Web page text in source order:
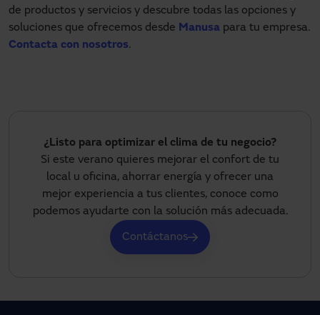
de productos y servicios y descubre todas las opciones y
soluciones que ofrecemos desde Manusa para tu empresa.
Contacta con nosotros.
¿Listo para optimizar el clima de tu negocio?
Si este verano quieres mejorar el confort de tu
local u oficina, ahorrar energía y ofrecer una
mejor experiencia a tus clientes, conoce como
podemos ayudarte con la solución más adecuada.
Contáctanos